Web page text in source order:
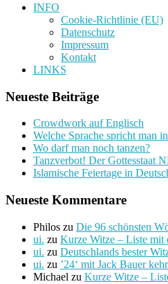
INFO
Cookie-Richtlinie (EU)
Datenschutz
Impressum
Kontakt
LINKS
Neueste Beiträge
Crowdwork auf Englisch
Welche Sprache spricht man
Wo darf man noch tanzen?
Tanzverbot! Der Gottesstaat
Islamische Feiertage in
Neueste Kommentare
Philos zu Die 96 schönsten
ui. zu Kurze Witze – Liste mit
ui. zu Deutschlands bester
ui. zu ’24‘ mit Jack Bauer
Michael zu Kurze Witze –